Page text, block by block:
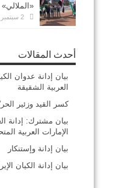
«الملالي»
2 سبتمبر، 2018
أحدث المقالات
بيان إدانة عدوان
العربية الشقيقة
كسر القيد وزئير
بيان مشترك: إدانة
الإمارات العربية
بيان إدانة وإستنكار
بيان إدانة الكيان